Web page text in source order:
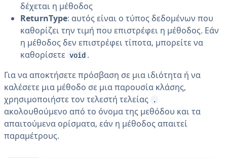
δέχεται η μέθοδος
ReturnType: αυτός είναι ο τύπος δεδομένων που
καθορίζει την τιμή που επιστρέφει η μέθοδος. Εάν
η μέθοδος δεν επιστρέφει τίποτα, μπορείτε να
καθορίσετε void .
Για να αποκτήσετε πρόσβαση σε μια ιδιότητα ή να
καλέσετε μια μέθοδο σε μια παρουσία κλάσης,
χρησιμοποιήστε τον τελεστή τελείας
.
ακολουθούμενο από το όνομα της μεθόδου και τα
απαιτούμενα ορίσματα, εάν η μέθοδος απαιτεί
παραμέτρους.